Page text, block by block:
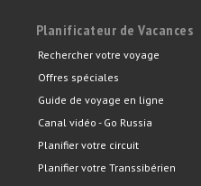
Planificateur de Vacances
Rechercher votre voyage
Offres spéciales
Guide de voyage en ligne
Canal vidéo - Go Russia
Planifier votre circuit
Planifier votre Transsibérien